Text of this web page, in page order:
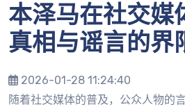
本泽马在社交媒
真相与谣言的界
2026-01-28 11:24:40
随着社交媒体的普及，公众人物的